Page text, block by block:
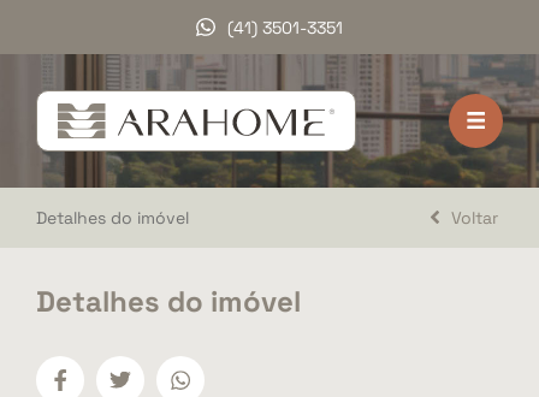
(41) 3501-3351
HOME
VENDA
LOCAÇÃO
A ARAHOME
Detalhes do imóvel Voltar
Detalhes do imóvel